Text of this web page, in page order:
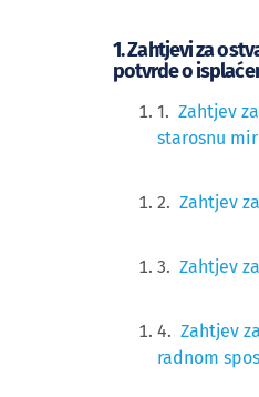
1. Zahtjevi za
potvrde o
1. Zahtjev
starosnu
2. Zahtjev
3. Zahtjev
4. Zahtjev
radnom